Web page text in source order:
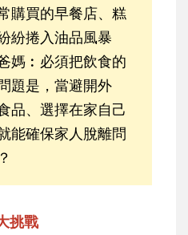
購買的早餐店、糕
紛捲入油品風暴
媽︰必須把飲食的
題是，當避開外
品、選擇在家自己
能確保家人脫離問
挑戰